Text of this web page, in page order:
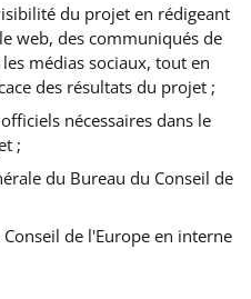
du projet en rédigeant
web, des communiqués de
médias sociaux, tout en
des résultats du projet ;
nécessaires dans le
;
du Bureau du Conseil de
de l'Europe en interne